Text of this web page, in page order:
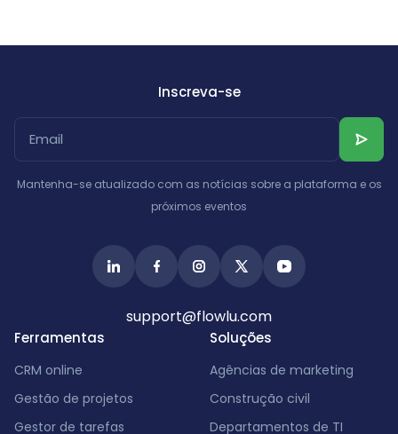
Ferramentas
CRM online
Gestão de projetos
Gestor de tarefas
Soluções
Agências de marketing
Construção civil
Departamentos de TI
Inscreva-se
Mantenha-se atualizado com as notícias sobre a plataforma e os
próximos eventos
support@flowlu.com